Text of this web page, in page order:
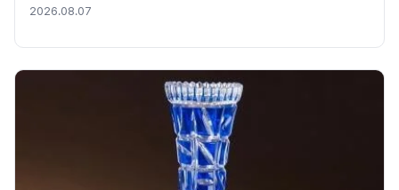
상패/휘장
선물세트
2026.08.07